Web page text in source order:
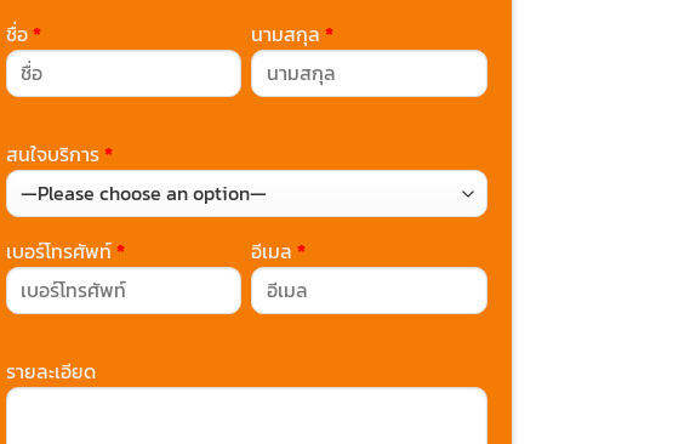
ชื่อ* นามสกุล*
สนใจบริการ*
เบอร์โทรศัพท์* อีเมล*
รายละเอียด